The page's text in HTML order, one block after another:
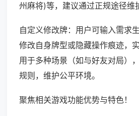
州麻将)等，建议通过正规途径维
自定义修改牌：用户可输入需求
修改自身牌型或隐藏操作痕迹，
用于多种场景（如与好友对局）
规则，维护公平环境。
聚焦相关游戏功能优势与特色！